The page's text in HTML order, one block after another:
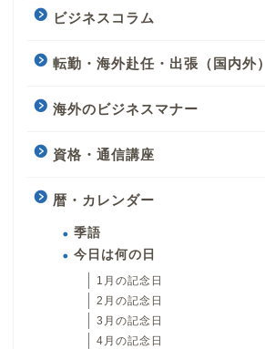
ビジネスコラム
転勤・海外赴任・出張（国内外）
海外のビジネスマナー
資格・通信講座
暦・カレンダー
季語
今日は何の日
1月の記念日
2月の記念日
3月の記念日
4月の記念日